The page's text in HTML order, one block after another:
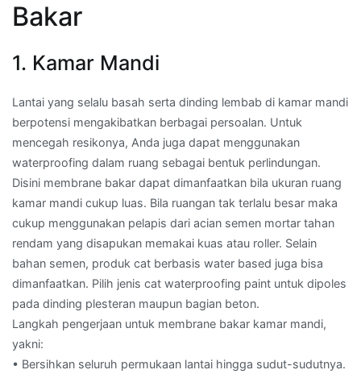
Bakar
1. Kamar Mandi
Lantai yang selalu basah serta dinding lembab di kamar mandi
berpotensi mengakibatkan berbagai persoalan. Untuk
mencegah resikonya, Anda juga dapat menggunakan
waterproofing dalam ruang sebagai bentuk perlindungan.
Disini membrane bakar dapat dimanfaatkan bila ukuran ruang
kamar mandi cukup luas. Bila ruangan tak terlalu besar maka
cukup menggunakan pelapis dari acian semen mortar tahan
rendam yang disapukan memakai kuas atau roller. Selain
bahan semen, produk cat berbasis water based juga bisa
dimanfaatkan. Pilih jenis cat waterproofing paint untuk dipoles
pada dinding plesteran maupun bagian beton.
Langkah pengerjaan untuk membrane bakar kamar mandi,
yakni:
• Bersihkan seluruh permukaan lantai hingga sudut-sudutnya.